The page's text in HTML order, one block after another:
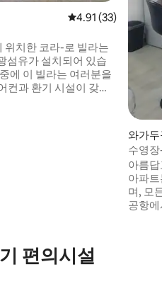
평점 4.91점(5점 만
4.91 (33)
위치한 코라-로 빌라는
섬유가 설치되어 있습
와가두
수영
아름
아파
며, 모
공항
편의시설